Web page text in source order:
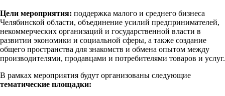
Цели мероприятия: поддержка малого и среднего бизнеса
Челябинской области, объединение усилий предпринимателей,
некоммерческих организаций и государственной власти в
развитии экономики и социальной сферы, а также создание
общего пространства для знакомств и обмена опытом между
производителями, продавцами и потребителями товаров и услуг.
В рамках мероприятия будут организованы следующие
тематические площадки: